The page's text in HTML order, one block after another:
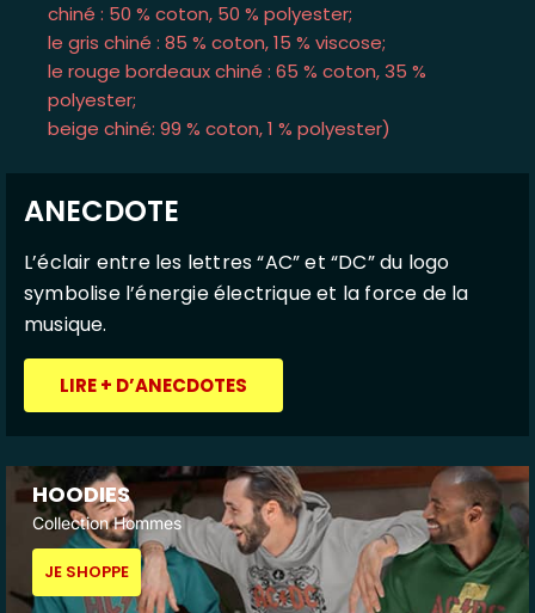
chiné : 50 % coton, 50 % polyester;
le gris chiné : 85 % coton, 15 % viscose;
le rouge bordeaux chiné : 65 % coton, 35 %
polyester;
beige chiné: 99 % coton, 1 % polyester)
ANECDOTE
L’éclair entre les lettres “AC” et “DC” du logo
symbolise l’énergie électrique et la force de la
musique.
LIRE + D’ANECDOTES
HOODIES
Collection Hommes
JE SHOPPE